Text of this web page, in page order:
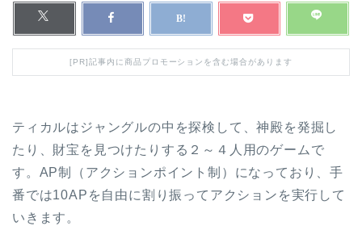
[PR]記事内に商品プロモーションを含む場合があります
ティカルはジャングルの中を探検して、神殿を発掘し
たり、財宝を見つけたりする２～４人用のゲームで
す。AP制（アクションポイント制）になっており、手
番では10APを自由に割り振ってアクションを実行して
いきます。